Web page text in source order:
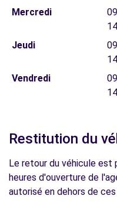
Mercredi
Jeudi
Vendredi
Restitution du
Le retour du véhicule est
heures d'ouverture de
autorisé en dehors de ces